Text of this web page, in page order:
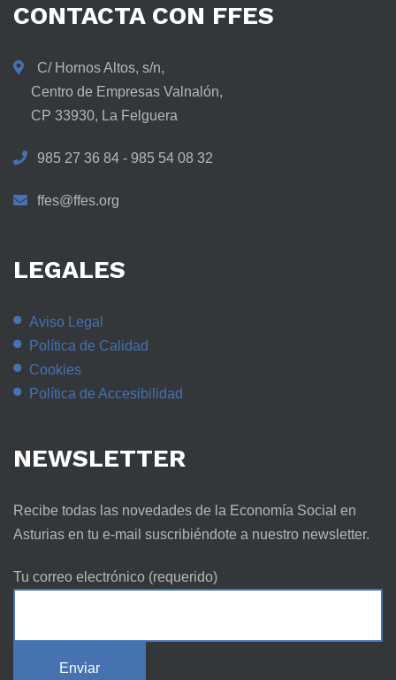
CONTACTA CON FFES
C/ Hornos Altos, s/n,
Centro de Empresas Valnalón,
CP 33930, La Felguera
985 27 36 84 - 985 54 08 32
ffes@ffes.org
LEGALES
Aviso Legal
Política de Calidad
Cookies
Política de Accesibilidad
NEWSLETTER
Recibe todas las novedades de la Economía Social en
Asturias en tu e-mail suscribiéndote a nuestro newsletter.
Tu correo electrónico (requerido)